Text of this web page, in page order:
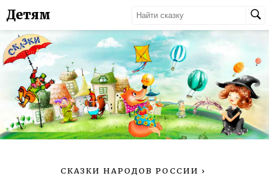
Детям
СКАЗКИ НАРОДОВ РОССИИ ›